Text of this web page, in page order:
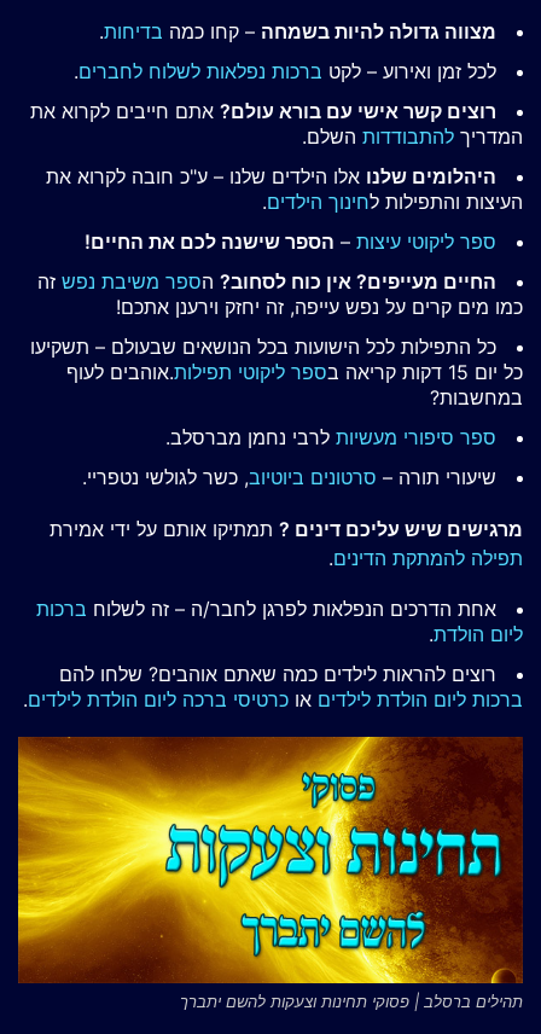
מצווה גדולה להיות בשמחה – קחו כמה בדיחות.
לכל זמן ואירוע – לקט ברכות נפלאות לשלוח לחברים.
רוצים קשר אישי עם בורא עולם? אתם חייבים לקרוא את
המדריך להתבודדות השלם.
היהלומים שלנו אלו הילדים שלנו – ע"כ חובה לקרוא את
העיצות והתפילות לחינוך הילדים.
ספר ליקוטי עיצות – הספר שישנה לכם את החיים!
החיים מעייפים? אין כוח לסחוב? הספר משיבת נפש זה
כמו מים קרים על נפש עייפה, זה יחזק וירענן אתכם!
כל התפילות לכל הישועות בכל הנושאים שבעולם – תשקיעו
כל יום 15 דקות קריאה ב
ספר ליקוטי תפילות.אוהבים לעוף
במחשבות?
ספר סיפורי מעשיות לרבי נחמן מברסלב.
שיעורי תורה – סרטונים ביוטיוב, כשר לגולשי נטפריי.
מרגישים שיש עליכם דינים ? תמתיקו אותם על ידי אמירת
תפילה להמתקת הדינים.
אחת הדרכים הנפלאות לפרגן לחבר/ה – זה לשלוח ברכות
ליום הולדת.
רוצים להראות לילדים כמה שאתם אוהבים? שלחו להם
ברכות ליום הולדת לילדים או כרטיסי ברכה ליום הולדת לילדים.
תהילים ברסלב | פסוקי תחינות וצעקות להשם יתברך